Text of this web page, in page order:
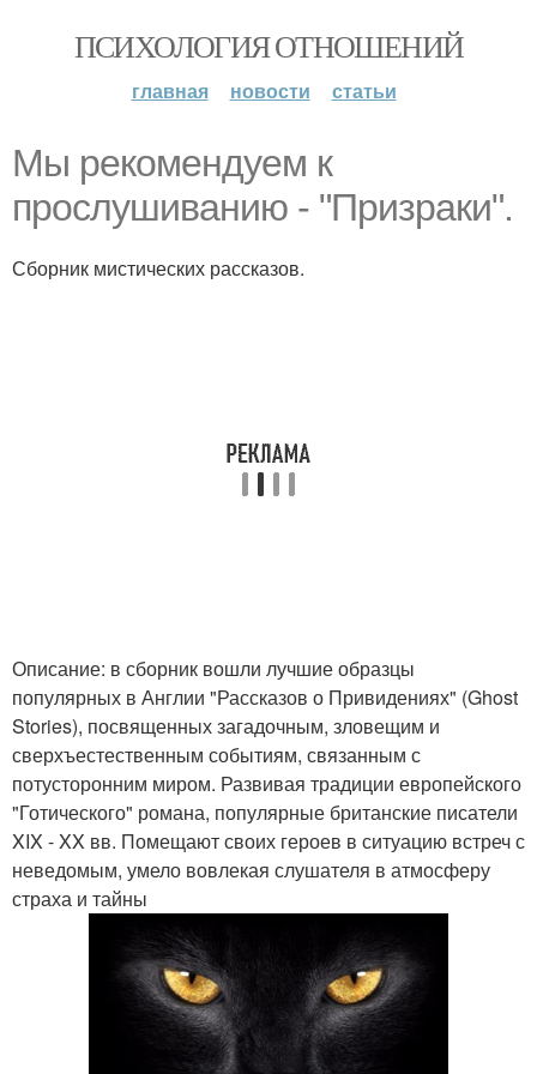
ПСИХОЛОГИЯ ОТНОШЕНИЙ
главная новости статьи
Мы рекомендуем к
прослушиванию - "Призраки".
Сборник мистических рассказов.
Описание: в сборник вошли лучшие образцы
популярных в Англии "Рассказов о Привидениях" (Ghost
Stories), посвященных загадочным, зловещим и
сверхъестественным событиям, связанным с
потусторонним миром. Развивая традиции европейского
"Готического" романа, популярные британские писатели
XIX - XX вв. Помещают своих героев в ситуацию встреч с
неведомым, умело вовлекая слушателя в атмосферу
страха и тайны